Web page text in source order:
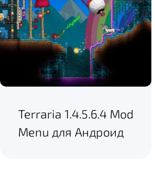
Terraria 1.4.5.6.4 Mod
Menu для Андроид